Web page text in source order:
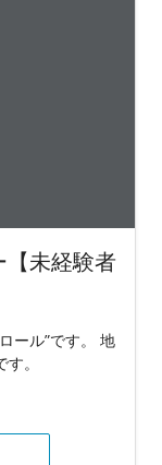
【未経験者
ール”です。 地
。